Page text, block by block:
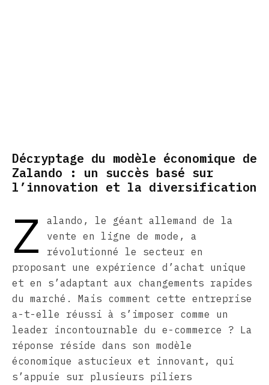
Décryptage du modèle économique de
Zalando : un succès basé sur
l’innovation et la diversification
Z
alando, le géant allemand de la
vente en ligne de mode, a
révolutionné le secteur en
proposant une expérience d’achat unique
et en s’adaptant aux changements rapides
du marché. Mais comment cette entreprise
a-t-elle réussi à s’imposer comme un
leader incontournable du e-commerce ? La
réponse réside dans son modèle
économique astucieux et innovant, qui
s’appuie sur plusieurs piliers